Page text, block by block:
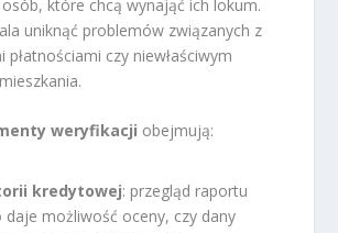
które chcą wynająć ich lokum.
uniknąć problemów związanych z
czy niewłaściwym
weryfikacji obejmują:
kredytowej: przegląd raportu
daje możliwość oceny, czy dany